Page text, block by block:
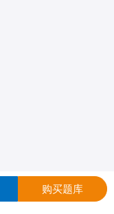
购买题库